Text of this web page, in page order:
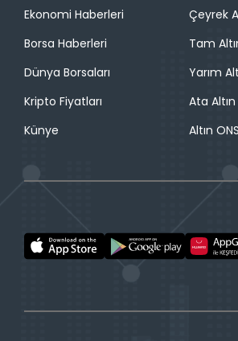
Ekonomi Haberleri
Borsa Haberleri
Dünya Borsaları
Kripto Fiyatları
Künye
Çeyrek
Tam
Yarım
Ata Altın
Altın